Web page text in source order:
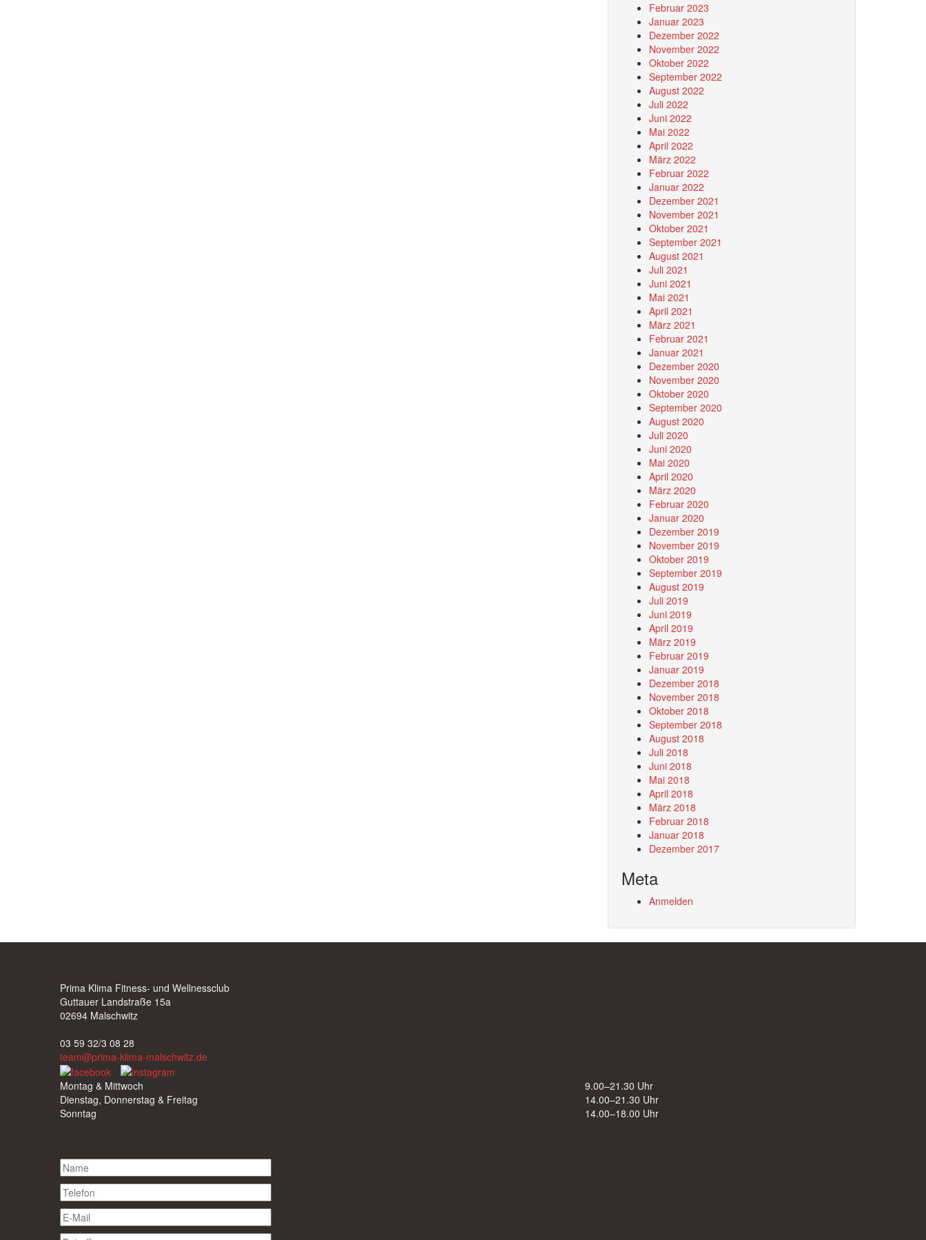
Februar 2023
Januar 2023
Dezember 2022
November 2022
Oktober 2022
September 2022
August 2022
Juli 2022
Juni 2022
Mai 2022
April 2022
März 2022
Februar 2022
Januar 2022
Dezember 2021
November 2021
Oktober 2021
September 2021
August 2021
Juli 2021
Juni 2021
Mai 2021
April 2021
März 2021
Februar 2021
Januar 2021
Dezember 2020
November 2020
Oktober 2020
September 2020
August 2020
Juli 2020
Juni 2020
Mai 2020
April 2020
März 2020
Februar 2020
Januar 2020
Dezember 2019
November 2019
Oktober 2019
September 2019
August 2019
Juli 2019
Juni 2019
April 2019
März 2019
Februar 2019
Januar 2019
Dezember 2018
November 2018
Oktober 2018
September 2018
August 2018
Juli 2018
Juni 2018
Mai 2018
April 2018
März 2018
Februar 2018
Januar 2018
Dezember 2017
Meta
Anmelden
Prima Klima Fitness- und Wellnessclub
Guttauer Landstraße 15a
02694 Malschwitz
03 59 32/3 08 28
team@prima-klima-malschwitz.de
Montag & Mittwoch
9.00–21.30 Uhr
Dienstag, Donnerstag & Freitag
14.00–21.30 Uhr
Sonntag
14.00–18.00 Uhr